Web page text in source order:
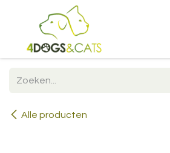
Overslaan naar inhoud
Alle producten